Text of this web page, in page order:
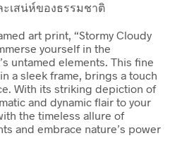
ะเสน่ห์ของธรรมชาติ
art print, “Stormy Cloudy
yourself in the
untamed elements. This fine
a sleek frame, brings a touch
With its striking depiction of
and dynamic flair to your
the timeless allure of
and embrace nature’s power